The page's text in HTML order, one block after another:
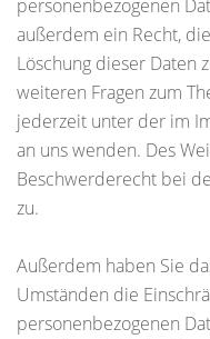
personenbezogenen
außerdem ein Recht,
Löschung dieser Daten
weiteren Fragen zum
jederzeit unter der im
an uns wenden. Des
Beschwerderecht bei
zu.
Außerdem haben Sie
Umständen die
personenbezogenen